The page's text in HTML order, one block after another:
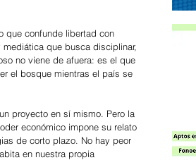
que confunde libertad con
que busca disciplinar,
no viene de afuera: es el que
el bosque mientras el país se
proyecto en sí mismo. Pero la
económico impone su relato
de corto plazo. No hay peor
en nuestra propia